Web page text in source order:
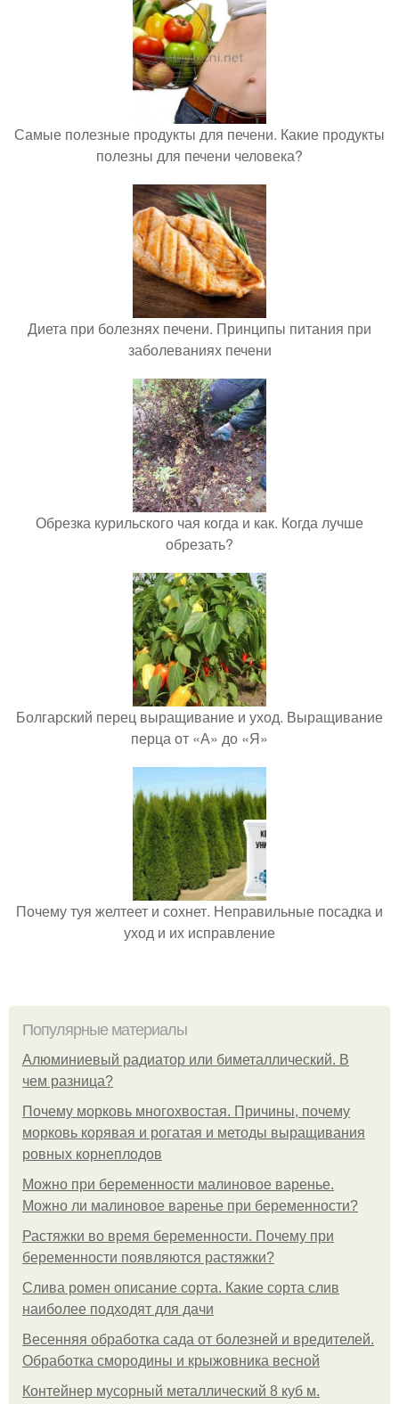
Самые полезные продукты для печени. Какие продукты
полезны для печени человека?
Диета при болезнях печени. Принципы питания при
заболеваниях печени
Обрезка курильского чая когда и как. Когда лучше
обрезать?
Болгарский перец выращивание и уход. Выращивание
перца от «А» до «Я»
Почему туя желтеет и сохнет. Неправильные посадка и
уход и их исправление
Популярные материалы
Алюминиевый радиатор или биметаллический. В
чем разница?
Почему морковь многохвостая. Причины, почему
морковь корявая и рогатая и методы выращивания
ровных корнеплодов
Можно при беременности малиновое варенье.
Можно ли малиновое варенье при беременности?
Растяжки во время беременности. Почему при
беременности появляются растяжки?
Слива ромен описание сорта. Какие сорта слив
наиболее подходят для дачи
Весенняя обработка сада от болезней и вредителей.
Обработка смородины и крыжовника весной
Контейнер мусорный металлический 8 куб м.